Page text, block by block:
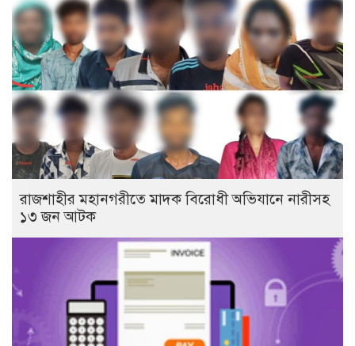
রাজশাহীর মহানগরীতে মাদক বিরোধী অভিযানে নারীসহ
১৩ জন আটক